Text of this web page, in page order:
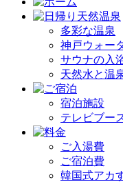
多彩な温泉
神戸ウォー
サウナの入
天然水と温
宿泊施設
テレビブー
ご入湯費
ご宿泊費
韓国式アカ